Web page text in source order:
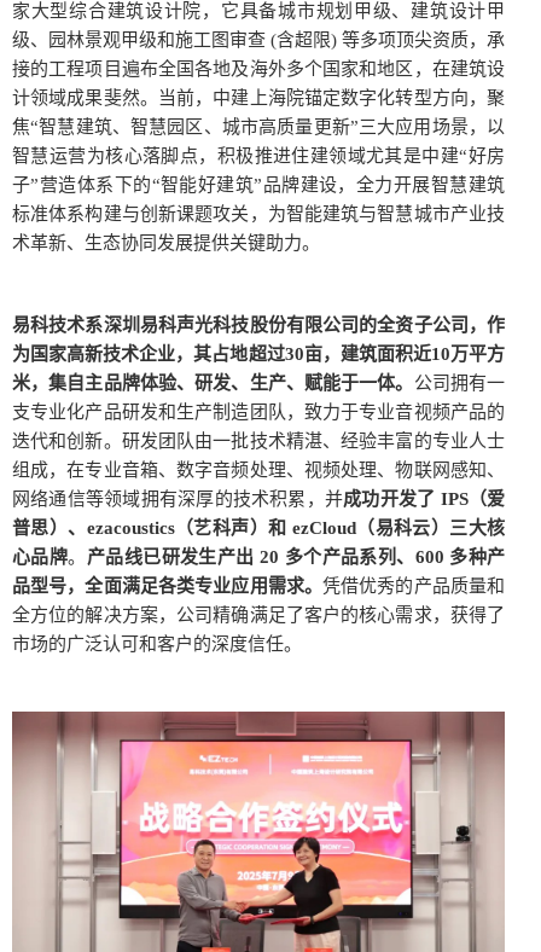
家大型综合建筑设计院，它具备城市规划甲级、建筑设计甲
级、园林景观甲级和施工图审查 (含超限) 等多项顶尖资质，承
接的工程项目遍布全国各地及海外多个国家和地区，在建筑设
计领域成果斐然。当前，中建上海院锚定数字化转型方向，聚
焦“智慧建筑、智慧园区、城市高质量更新”三大应用场景，以
智慧运营为核心落脚点，积极推进住建领域尤其是中建“好房
子”营造体系下的“智能好建筑”品牌建设，全力开展智慧建筑
标准体系构建与创新课题攻关，为智能建筑与智慧城市产业技
术革新、生态协同发展提供关键助力。
易科技术系深圳易科声光科技股份有限公司的全资子公司，作
为国家高新技术企业，其占地超过30亩，建筑面积近10万平方
米，集自主品牌体验、研发、生产、赋能于一体。 公司拥有一
支专业化产品研发和生产制造团队，致力于专业音视频产品的
迭代和创新。研发团队由一批技术精湛、经验丰富的专业人士
组成，在专业音箱、数字音频处理、视频处理、物联网感知、
网络通信等领域拥有深厚的技术积累，并成功开发了 IPS（爱
普思）、ezacoustics（艺科声）和 ezCloud（易科云）三大核
心品牌。 产品线已研发生产出 20 多个产品系列、600 多种产
品型号，全面满足各类专业应用需求。 凭借优秀的产品质量和
全方位的解决方案，公司精确满足了客户的核心需求，获得了
市场的广泛认可和客户的深度信任。